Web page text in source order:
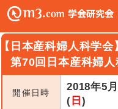
日本産科婦人科学会
第70回日本産科婦
開催日時
2018年5
( 日 )